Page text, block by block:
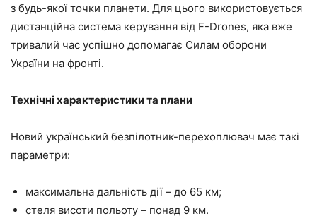
з будь-якої точки планети. Для цього використовується
дистанційна система керування від F-Drones, яка вже
тривалий час успішно допомагає Силам оборони
України на фронті.
Технічні характеристики та плани
Новий український безпілотник-перехоплювач має такі
параметри:
максимальна дальність дії – до 65 км;
стеля висоти польоту – понад 9 км.